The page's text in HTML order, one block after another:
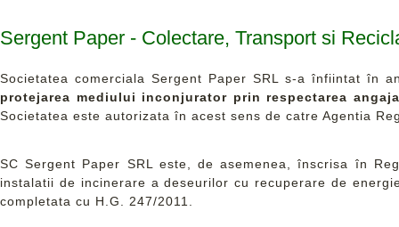
Sergent Paper - Colectare, Transport si
Societatea comerciala Sergent Paper SRL s-a înfiintat în
protejarea mediului inconjurator prin respectarea
Societatea este autorizata în acest sens de catre Agentia
SC Sergent Paper SRL este, de asemenea, înscrisa în
instalatii de incinerare a deseurilor cu recuperare de
completata cu H.G. 247/2011.